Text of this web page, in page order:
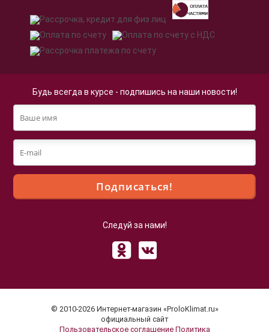
Будь всегда в курсе - подпишись на наши новости!
Следуй за нами!
© 2010-2026 Интернет-магазин «ProloKlimat.ru»
официальный сайт
Пользовательское соглашение Политика
Продолжая просмотр страниц нашего сайта, вы
Политики в отношении обработки